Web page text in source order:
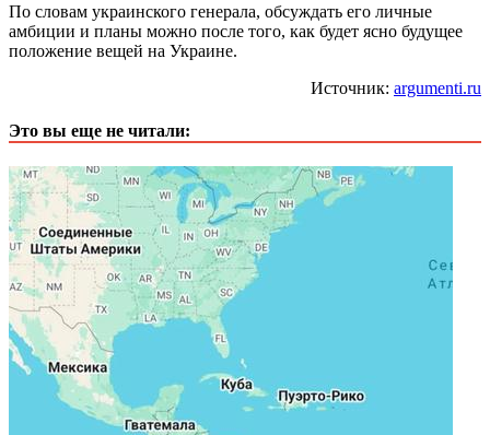
По словам украинского генерала, обсуждать его личные
амбиции и планы можно после того, как будет ясно будущее
положение вещей на Украине.
Источник: argumenti.ru
Это вы еще не читали: